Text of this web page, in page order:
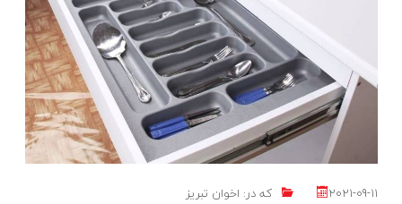
2021-09-11 که در: اخوان تبریز